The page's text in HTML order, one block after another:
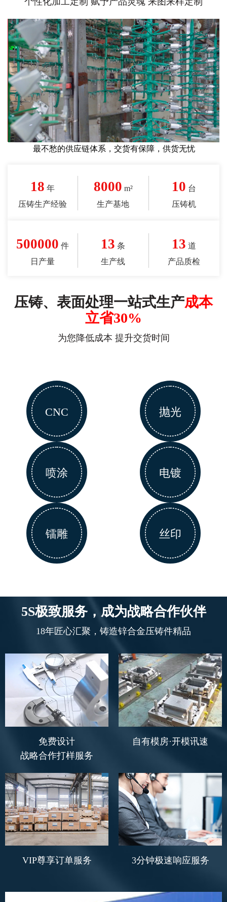
最不愁的供应链体系，交货有保障，供货无忧
18 年
压铸生产经验
8000 m²
生产基地
10 台
压铸机
500000 件
日产量
13 条
生产线
13 道
产品质检
压铸、表面处理一站式生产成本
立省30%
为您降低成本 提升交货时间
CNC 抛光
喷涂 电镀
镭雕 丝印
5S极致服务，成为战略合作伙伴
18年匠心汇聚，铸造锌合金压铸件精品
免费设计
战略合作打样服务
自有模房·开模讯速
VIP尊享订单服务 3分钟极速响应服务